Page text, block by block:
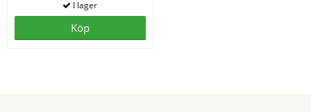
Köp